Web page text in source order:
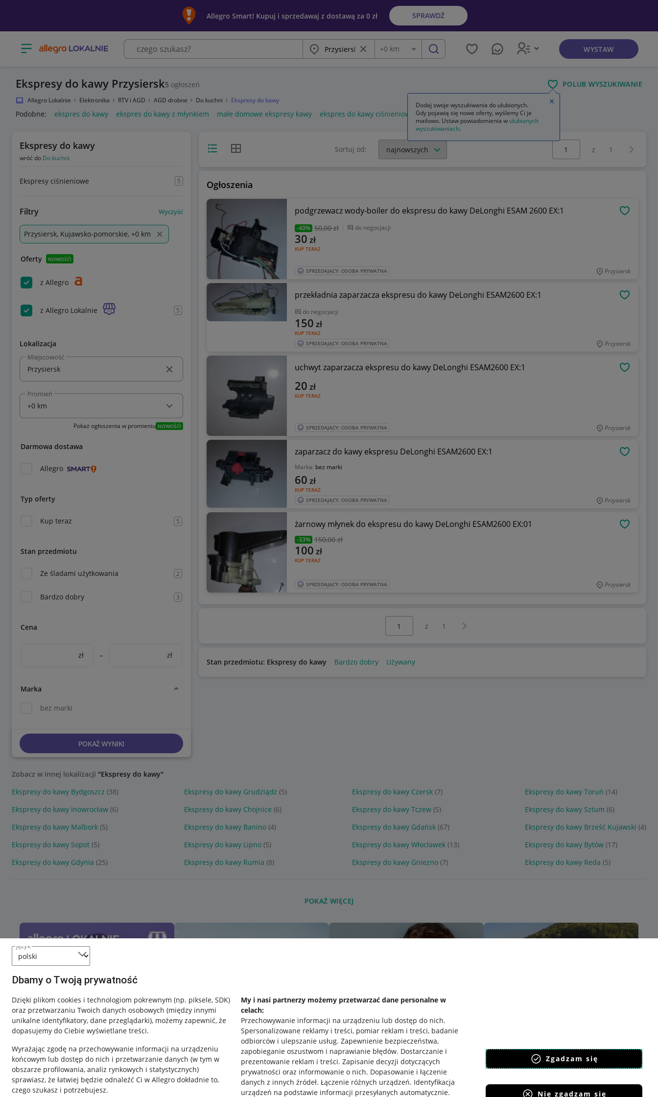
język
Dbamy o Twoją prywatność
Dzięki plikom cookies i technologiom pokrewnym (np. piksele, SDK)
oraz przetwarzaniu Twoich danych osobowych (między innymi
unikalne identyfikatory, dane przeglądarki), możemy zapewnić, że
dopasujemy do Ciebie wyświetlane treści.
Wyrażając zgodę na przechowywanie informacji na urządzeniu
końcowym lub dostęp do nich i przetwarzanie danych (w tym w
obszarze profilowania, analiz rynkowych i statystycznych)
sprawiasz, że łatwiej będzie odnaleźć Ci w Allegro dokładnie to,
czego szukasz i potrzebujesz.
My i nasi partnerzy możemy przetwarzać dane personalne w
celach:
Przechowywanie informacji na urządzeniu lub dostęp do nich.
Spersonalizowane reklamy i treści, pomiar reklam i treści, badanie
odbiorców i ulepszanie usług. Zapewnienie bezpieczeństwa,
zapobieganie oszustwom i naprawianie błędów. Dostarczanie i
prezentowanie reklam i treści. Zapisanie decyzji dotyczących
prywatności oraz informowanie o nich. Dopasowanie i łączenie
danych z innych źródeł. Łączenie różnych urządzeń. Identyfikacja
urządzeń na podstawie informacji przesyłanych automatycznie.
Zgadzam się
Nie zgadzam się
Allegro Smart! Kupuj i sprzedawaj z dostawą za 0 zł SPRAWDŹ
Otwórz menu z kategoriami Miasto Wyczyść frazę
Odległość
+0 km szukaj WYSTAW
Ekspresy do kawy Przysiersk5 ogłoszeń POLUB WYSZUKIWANIE
Allegro Lokalnie Elektronika RTV i AGD AGD drobne Do kuchni Ekspresy do kawy
Podobne: ekspres do kawy ekspres do kawy z młynkiem małe domowe ekspresy kawy ekspres do kawy ciśnieniowy ekspres do kawy siemens
Ekspresy do kawy
wróć do Do kuchni
Ekspresy ciśnieniowe 5
Filtry Wyczyść
Przysiersk, Kujawsko-pomorskie, +0 km
Oferty NOWOŚĆ!
z Allegro
z Allegro Lokalnie 5
Lokalizacja
Miejscowość
Promień
Pokaż ogłoszenia w promieniu NOWOŚĆ!
Darmowa dostawa
Allegro
Typ oferty
Kup teraz 5
Stan przedmiotu
Ze śladami użytkowania 2
Bardzo dobry 3
Cena
zł – zł
Marka
bez marki
POKAŻ WYNIKI
Widok listyWidok siatki Sortuj od:
Wybierz stronę:
z 1
Ogłoszenia
podgrzewacz wody-boiler do ekspresu do kawy DeLonghi ESAM 2600 EX:1
-40% 50,00 zł do negocjacji
KUP TERAZ
30 zł
SPRZEDAJĄCY: OSOBA PRYWATNA Przysiersk
przekładnia zaparzacza ekspresu do kawy DeLonghi ESAM2600 EX:1
do negocjacji
KUP TERAZ
150 zł
SPRZEDAJĄCY: OSOBA PRYWATNA Przysiersk
uchwyt zaparzacza ekspresu do kawy DeLonghi ESAM2600 EX:1
KUP TERAZ
20 zł
SPRZEDAJĄCY: OSOBA PRYWATNA Przysiersk
zaparzacz do kawy ekspresu DeLonghi ESAM2600 EX:1
Marka: bez marki
KUP TERAZ
60 zł
SPRZEDAJĄCY: OSOBA PRYWATNA Przysiersk
żarnowy młynek do ekspresu do kawy DeLonghi ESAM2600 EX:01
-33% 150,00 zł
KUP TERAZ
100 zł
SPRZEDAJĄCY: OSOBA PRYWATNA Przysiersk
z 1 Następna strona
Stan przedmiotu: Ekspresy do kawy Bardzo dobry Używany
Zobacz w innej lokalizacji "Ekspresy do kawy"
Ekspresy do kawy Bydgoszcz (38) Ekspresy do kawy Grudziądz (5) Ekspresy do kawy Czersk (7) Ekspresy do kawy Toruń (14)
Ekspresy do kawy Inowrocław (6) Ekspresy do kawy Chojnice (6) Ekspresy do kawy Tczew (5) Ekspresy do kawy Sztum (6)
Ekspresy do kawy Malbork (5) Ekspresy do kawy Banino (4) Ekspresy do kawy Gdańsk (67) Ekspresy do kawy Brześć Kujawski (4)
Ekspresy do kawy Sopot (5) Ekspresy do kawy Lipno (5) Ekspresy do kawy Włocławek (13) Ekspresy do kawy Bytów (17)
Ekspresy do kawy Gdynia (25) Ekspresy do kawy Rumia (8) Ekspresy do kawy Gniezno (7) Ekspresy do kawy Reda (5)
POKAŻ WIĘCEJ
Dodaj swoje wyszukiwania do ulubionych.
Gdy pojawią się nowe oferty, wyślemy Ci je
mailowo. Ustaw powiadomienia w ulubionych
wyszukiwaniach.
Zamknij wskazówkę